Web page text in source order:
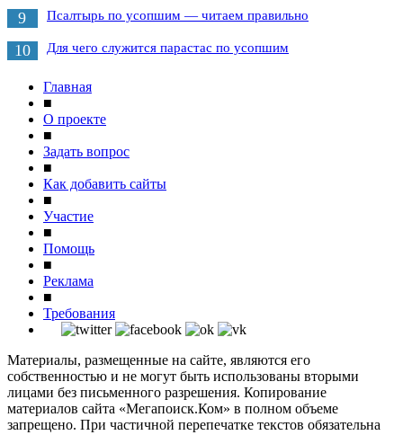
9 Псалтырь по усопшим — читаем правильно
10 Для чего служится парастас по усопшим
Главная
■
О проекте
■
Задать вопрос
■
Как добавить сайты
■
Участие
■
Помощь
■
Реклама
■
Требования
Материалы, размещенные на сайте, являются его
собственностью и не могут быть использованы вторыми
лицами без письменного разрешения. Копирование
материалов сайта «Мегапоиск.Ком» в полном объеме
запрещено. При частичной перепечатке текстов обязательна